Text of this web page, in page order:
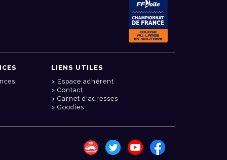
LIENS UTILES
Espace adhérent
Contact
Carnet d'adresses
Goodies